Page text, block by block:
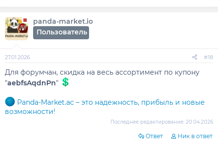
panda-market.io
Пользователь
27.01.2026 #18
Для форумчан, скидка на весь ассортимент по купону
"aebfsAqdnPn"
Panda-Market.ac – это надежность, прибыль и новые
возможности!
Последнее редактирование: 20.04.2026
Ответ Ник в ответ